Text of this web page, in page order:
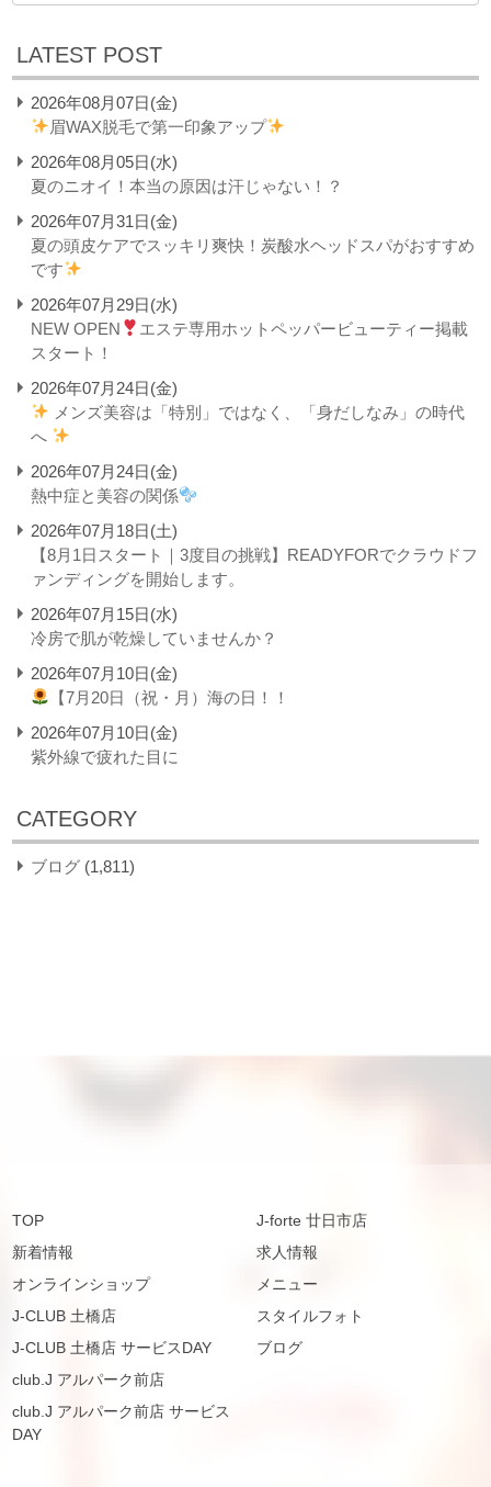
LATEST POST
2026年08月07日(金)
眉WAX脱毛で第一印象アップ
2026年08月05日(水)
夏のニオイ！本当の原因は汗じゃない！？
2026年07月31日(金)
夏の頭皮ケアでスッキリ爽快！炭酸水ヘッドスパがおすすめ
です
2026年07月29日(水)
NEW OPEN
エステ専用ホットペッパービューティー掲載
スタート！
2026年07月24日(金)
メンズ美容は「特別」ではなく、「身だしなみ」の時代
へ
2026年07月24日(金)
熱中症と美容の関係
2026年07月18日(土)
【8月1日スタート｜3度目の挑戦】READYFORでクラウドフ
ァンディングを開始します。
2026年07月15日(水)
冷房で肌が乾燥していませんか？
2026年07月10日(金)
【7月20日（祝・月）海の日！！
2026年07月10日(金)
紫外線で疲れた目に
CATEGORY
ブログ (1,811)
TOP
新着情報
オンラインショップ
J-CLUB 土橋店
J-CLUB 土橋店 サービスDAY
club.J アルパーク前店
club.J アルパーク前店 サービス
DAY
J-forte 廿日市店
求人情報
メニュー
スタイルフォト
ブログ